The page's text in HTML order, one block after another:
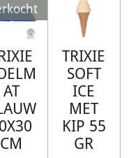
AT
CM
TRIXIE
SOFT
ICE
MET
KIP 55
GR